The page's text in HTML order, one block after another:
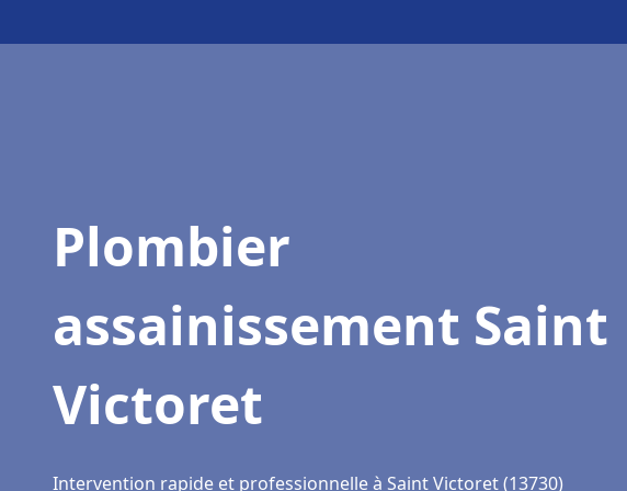
Plombier
assainissement Saint
Victoret
Intervention rapide et professionnelle à Saint Victoret (13730)